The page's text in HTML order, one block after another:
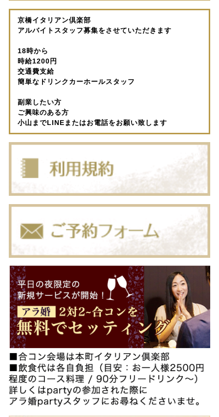
京橋イタリアン倶楽部
アルバイトスタッフ募集をさせていただきます
18時から
時給1200円
交通費支給
簡単なドリンクカーホールスタッフ
副業したい方
ご興味のある方
小山までLINEまたはお電話をお願い致します